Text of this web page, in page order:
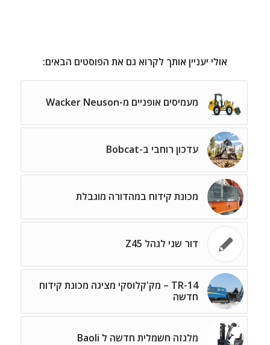
אולי יעניין אותך לקרוא גם את הפוסטים הבאים:
מעמיסים אופניים מ-Wacker Neuson
עדכון רוחבי ב-Bobcat
מכונת קידוח במהדורה מוגבלת
דור שני לגהל Z45
TR-14 – מק'קלוסקי מציגה מכונת קידוח
חדשה
מלגזה חשמלית חדשה ל Baoli